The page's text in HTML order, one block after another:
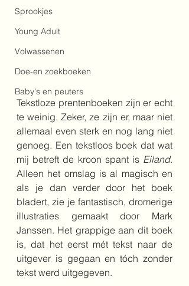
Sprookjes
Young Adult
Volwassenen
Doe-en zoekboeken
Baby's en peuters
Tekstloze prentenboeken zijn er echt
te weinig. Zeker, ze zijn er, maar niet
allemaal even sterk en nog lang niet
genoeg. Een tekstloos boek dat wat
mij betreft de kroon spant is Eiland.
Alleen het omslag is al magisch en
als je dan verder door het boek
bladert, zie je fantastisch, dromerige
illustraties gemaakt door Mark
Janssen. Het grappige aan dit boek
is, dat het eerst mét tekst naar de
uitgever is gegaan en tóch zonder
tekst werd uitgegeven.